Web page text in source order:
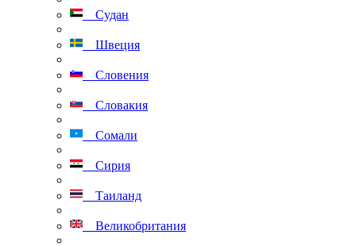
Судан
Швеция
Словения
Словакия
Сомали
Сирия
Таиланд
Великобритания